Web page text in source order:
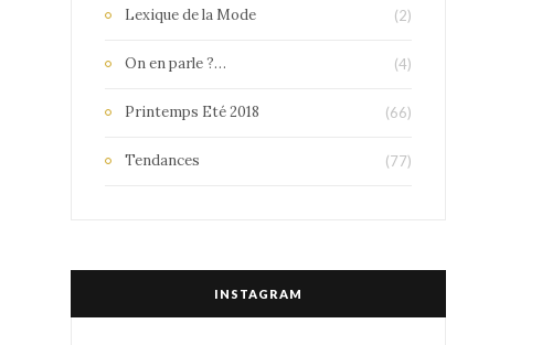
Lexique de la Mode (2)
On en parle ?… (4)
Printemps Eté 2018 (66)
Tendances (77)
INSTAGRAM